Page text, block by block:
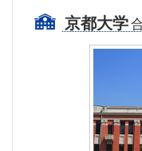
京都大学